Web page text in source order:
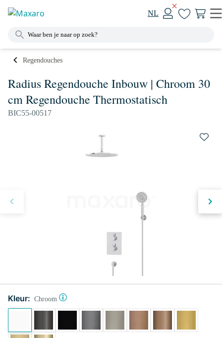
NL
Regendouches
Radius Regendouche Inbouw | Chroom 30
cm Regendouche Thermostatisch
BIC55-00517
Kleur: Chroom